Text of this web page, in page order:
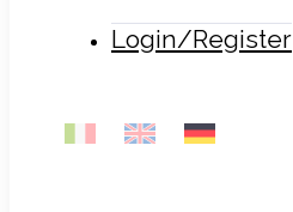
Login/Register